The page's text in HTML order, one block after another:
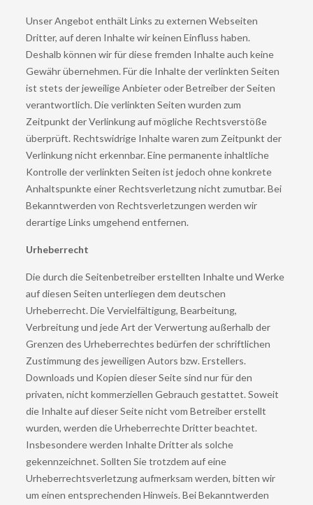
Unser Angebot enthält Links zu externen Webseiten
Dritter, auf deren Inhalte wir keinen Einfluss haben.
Deshalb können wir für diese fremden Inhalte auch keine
Gewähr übernehmen. Für die Inhalte der verlinkten Seiten
ist stets der jeweilige Anbieter oder Betreiber der Seiten
verantwortlich. Die verlinkten Seiten wurden zum
Zeitpunkt der Verlinkung auf mögliche Rechtsverstöße
überprüft. Rechtswidrige Inhalte waren zum Zeitpunkt der
Verlinkung nicht erkennbar. Eine permanente inhaltliche
Kontrolle der verlinkten Seiten ist jedoch ohne konkrete
Anhaltspunkte einer Rechtsverletzung nicht zumutbar. Bei
Bekanntwerden von Rechtsverletzungen werden wir
derartige Links umgehend entfernen.
Urheberrecht
Die durch die Seitenbetreiber erstellten Inhalte und Werke
auf diesen Seiten unterliegen dem deutschen
Urheberrecht. Die Vervielfältigung, Bearbeitung,
Verbreitung und jede Art der Verwertung außerhalb der
Grenzen des Urheberrechtes bedürfen der schriftlichen
Zustimmung des jeweiligen Autors bzw. Erstellers.
Downloads und Kopien dieser Seite sind nur für den
privaten, nicht kommerziellen Gebrauch gestattet. Soweit
die Inhalte auf dieser Seite nicht vom Betreiber erstellt
wurden, werden die Urheberrechte Dritter beachtet.
Insbesondere werden Inhalte Dritter als solche
gekennzeichnet. Sollten Sie trotzdem auf eine
Urheberrechtsverletzung aufmerksam werden, bitten wir
um einen entsprechenden Hinweis. Bei Bekanntwerden